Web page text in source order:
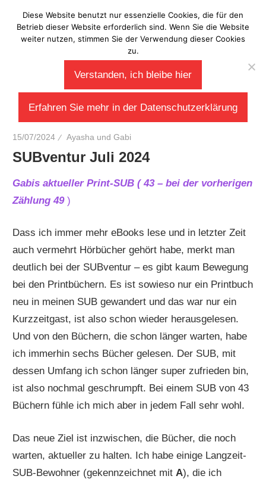
Inhalt
springen
Laberladen
15/07/2024 Ayasha und Gabi
SUBventur Juli 2024
Gabis aktueller Print-SUB ( 43 – bei der vorherigen
Zählung 49)
Dass ich immer mehr eBooks lese und in letzter Zeit
auch vermehrt Hörbücher gehört habe, merkt man
deutlich bei der SUBventur – es gibt kaum Bewegung
bei den Printbüchern. Es ist sowieso nur ein Printbuch
neu in meinen SUB gewandert und das war nur ein
Kurzzeitgast, ist also schon wieder herausgelesen.
Und von den Büchern, die schon länger warten, habe
ich immerhin sechs Bücher gelesen. Der SUB, mit
dessen Umfang ich schon länger super zufrieden bin,
ist also nochmal geschrumpft. Bei einem SUB von 43
Büchern fühle ich mich aber in jedem Fall sehr wohl.
Das neue Ziel ist inzwischen, die Bücher, die noch
warten, aktueller zu halten. Ich habe einige Langzeit-
SUB-Bewohner (gekennzeichnet mitA), die ich
Diese Website benutzt nur essenzielle Cookies, die für den
Betrieb dieser Website erforderlich sind. Wenn Sie die Website
weiter nutzen, stimmen Sie der Verwendung dieser Cookies
zu.
Verstanden, ich bleibe hier
Erfahren Sie mehr in der Datenschutzerklärung